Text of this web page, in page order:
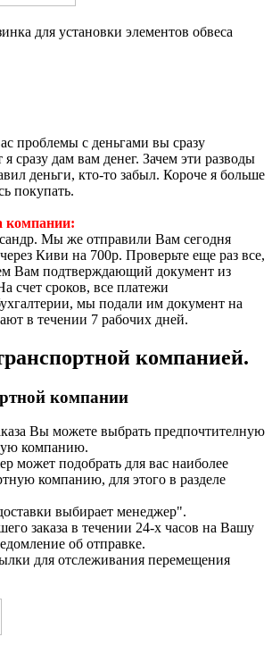
для установки элементов обвеса
проблемы с деньгами вы сразу
сразу дам вам денег. Зачем эти разводы
деньги, кто-то забыл. Короче я больше
покупать.
компании:
Мы же отправили Вам сегодня
Киви на 700р. Проверьте еще раз все,
Вам подтверждающий документ из
счет сроков, все платежи
мы подали им документ на
в течении 7 рабочих дней.
компанией.
компании
Вы можете выбрать предпочтителную
компанию.
может подобрать для вас наиболее
компанию, для этого в разделе
выбирает менеджер".
заказа в течении 24-х часов на Вашу
об отправке.
для отслеживания перемещения